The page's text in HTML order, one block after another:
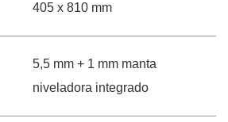
405 x 810 mm
5,5 mm + 1 mm manta
niveladora integrado